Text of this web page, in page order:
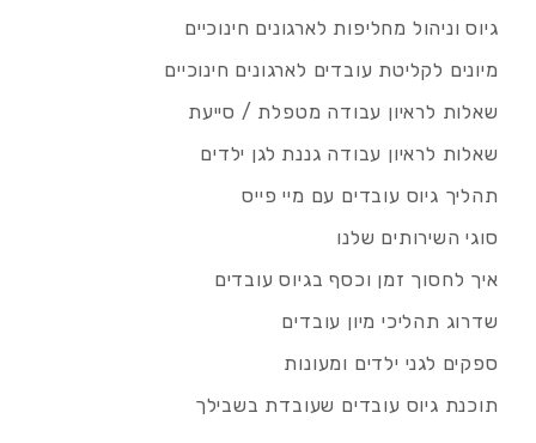
גיוס וניהול מחליפות לארגונים חינוכיים
מיונים לקליטת עובדים לארגונים חינוכיים
שאלות לראיון עבודה מטפלת / סייעת
שאלות לראיון עבודה גננת לגן ילדים
תהליך גיוס עובדים עם מיי פייס
סוגי השירותים שלנו
איך לחסוך זמן וכסף בגיוס עובדים
שדרוג תהליכי מיון עובדים
ספקים לגני ילדים ומעונות
תוכנת גיוס עובדים שעובדת בשבילך